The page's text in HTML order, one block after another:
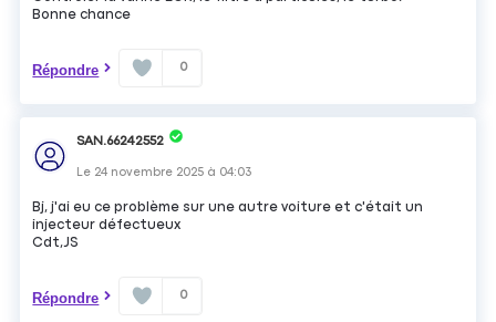
Bonne chance
Répondre 0
SAN.66242552
Le 24 novembre 2025 à 04:03
Bj, j'ai eu ce problème sur une autre voiture et c'était un
injecteur défectueux
Cdt,JS
Répondre 0